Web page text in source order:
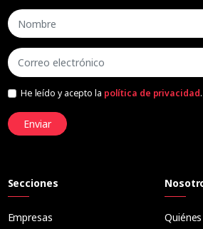
He leído y acepto la política de privacidad.
Enviar
Secciones
Empresas